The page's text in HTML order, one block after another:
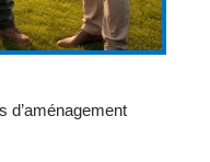
d’aménagement